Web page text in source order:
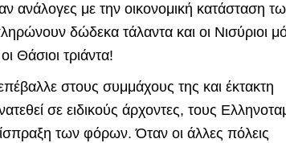
ανάλογες με την οικονομική κατάσταση
δώδεκα τάλαντα και οι Νισύριοι
Θάσιοι τριάντα!
στους συμμάχους της και έκτακτη
σε ειδικούς άρχοντες, τους
των φόρων. Όταν οι άλλες πόλεις